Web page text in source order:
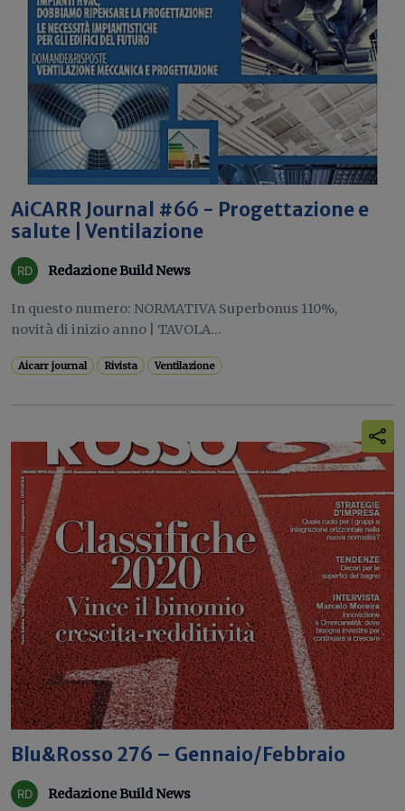
AiCARR Journal #66 - Progettazione e
salute | Ventilazione
Redazione Build News
In questo numero: NORMATIVA Superbonus 110%,
novità di inizio anno | TAVOLA...
Aicarr journal Rivista Ventilazione
Blu&Rosso 276 – Gennaio/Febbraio
Redazione Build News